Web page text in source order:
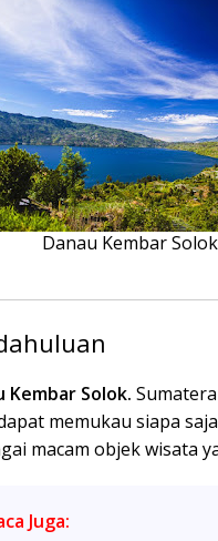
Danau Kembar Solok
Kembar Solok.
memukau siapa
macam objek wisata
Juga: